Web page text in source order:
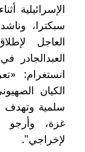
الإسرائيلية
سبكترا،
العاجل
انستغرام:
الكيان
سلمية
غزة، وأرجو
لإخراجي".